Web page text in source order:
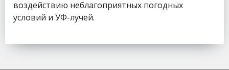
воздействию неблагоприятных погодных
условий и УФ-лучей.